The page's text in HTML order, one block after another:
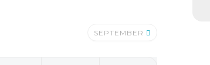
SEPTEMBER